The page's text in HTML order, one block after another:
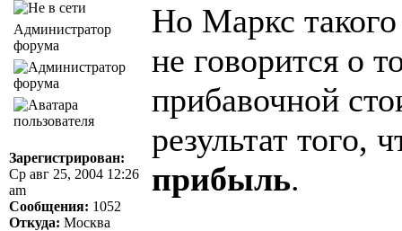
Администратор
форума
Зарегистрирован:
Ср авг 25, 2004 12:26
am
Сообщения: 1052
Откуда: Москва
Но Маркс
не говорится о
прибавочной
результат того,
прибыль.